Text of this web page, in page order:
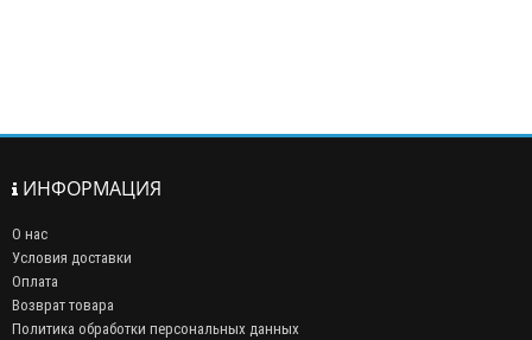
ИНФОРМАЦИЯ
О нас
Условия доставки
Оплата
Возврат товара
Политика обработки персональных данных